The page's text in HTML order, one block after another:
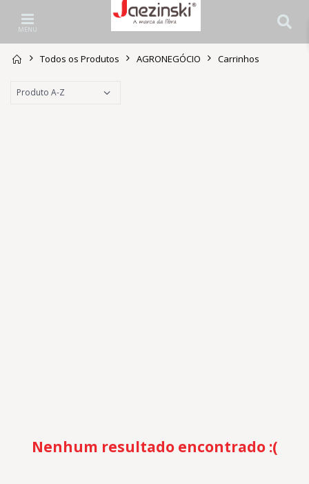
MENU
Todos os Produtos AGRONEGÓCIO Carrinhos
Nenhum resultado encontrado :(